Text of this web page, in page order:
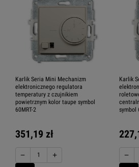
Karlik Seria Mini Mechanizm
elektronicznego regulatora
temperatury z czujnikiem
powietrznym kolor taupe symbol
60MRT-2
351,19 zł
− +
Karlik
symbol
−